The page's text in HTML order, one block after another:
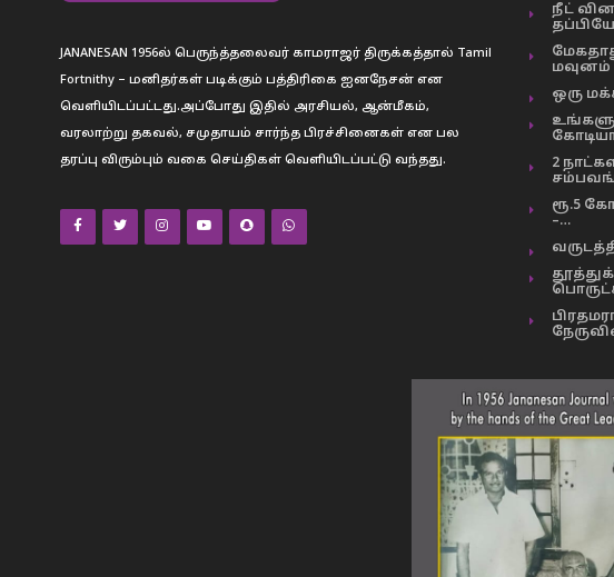
JANANESAN 1956ல் பெருந்த்தலைவர் காமராஜர் திருக்கத்தால் Tamil
Fortnithy – மனிதர்கள் படிக்கும் பத்திரிகை ஐனநேசன் என
வெளியிடப்பட்டது.அப்போது இதில் அரசியல், ஆன்மீகம்,
வரலாற்று தகவல், சமுதாயம் சார்ந்த பிரச்சினைகள் என பல
தரப்பு விரும்பும் வகை செய்திகள் வெளியிடப்பட்டு வந்தது.
நீட்
ஒரு
2
ரூ.5
–…